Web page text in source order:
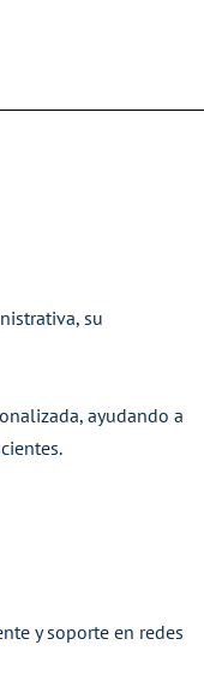
su
ayudando a
y soporte en redes